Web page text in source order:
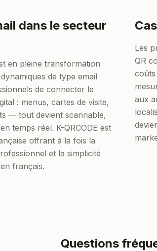
dans le secteur
en pleine transformation
de type email
de connecter le
: menus, cartes de visite,
— tout devient scannable,
temps réel. K-QRCODE est
offrant à la fois la
et la simplicité
français.
Les
QR
aux
Questions